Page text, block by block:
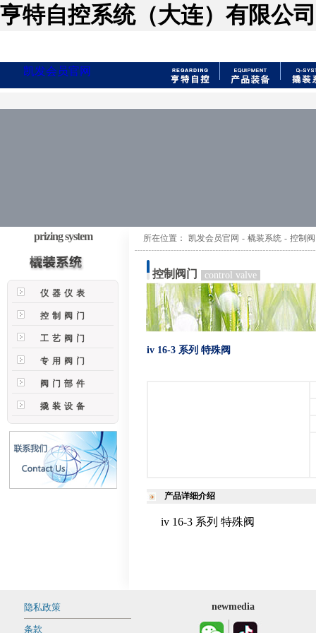
亨特自控系统（大连）有限公
凯发会员官网
prizing system
仪器仪表
控制阀门
工艺阀门
专用阀门
阀门部件
撬装设备
所在位置： 凯发会员官网 - 橇装系统 - 控制
控制阀门 control valve
iv 16-3 系列 特殊阀
产品详细介绍
iv 16-3 系列 特殊阀
隐私政策
条款
newmedia